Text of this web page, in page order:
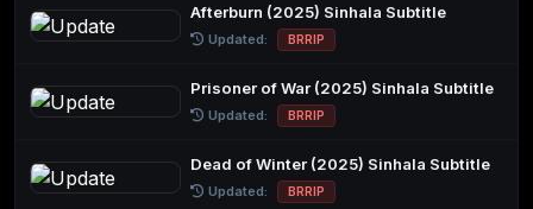
Afterburn (2025) Sinhala Subtitle
Updated: BRRIP
Prisoner of War (2025) Sinhala Subtitle
Updated: BRRIP
Dead of Winter (2025) Sinhala Subtitle
Updated: BRRIP